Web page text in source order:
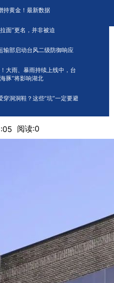
持黄金！最新数据
面”更名，并非被迫
输部启动台风二级防御响应
大雨、暴雨持续上线中，台
豚”将影响湖北
穿洞洞鞋？这些“坑”一定要避
取消对中国芯
口限制
阅读:0